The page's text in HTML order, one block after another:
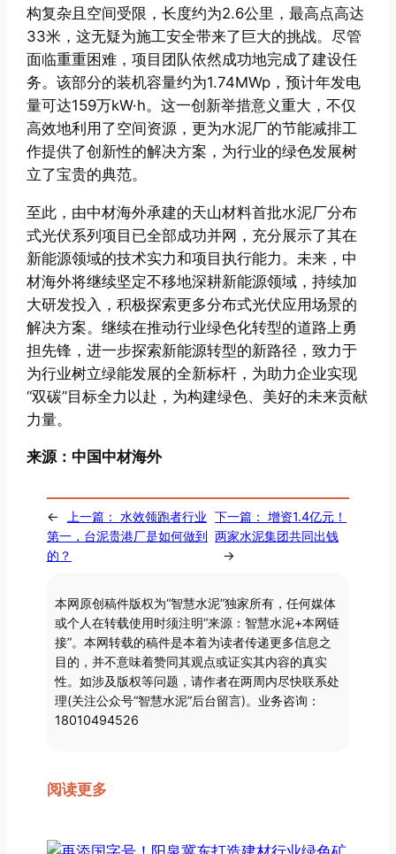
构复杂且空间受限，长度约为2.6公里，最高点高达
33米，这无疑为施工安全带来了巨大的挑战。尽管
面临重重困难，项目团队依然成功地完成了建设任
务。该部分的装机容量约为1.74MWp，预计年发电
量可达159万kW·h。这一创新举措意义重大，不仅
高效地利用了空间资源，更为水泥厂的节能减排工
作提供了创新性的解决方案，为行业的绿色发展树
立了宝贵的典范。
至此，由中材海外承建的天山材料首批水泥厂分布
式光伏系列项目已全部成功并网，充分展示了其在
新能源领域的技术实力和项目执行能力。未来，中
材海外将继续坚定不移地深耕新能源领域，持续加
大研发投入，积极探索更多分布式光伏应用场景的
解决方案。继续在推动行业绿色化转型的道路上勇
担先锋，进一步探索新能源转型的新路径，致力于
为行业树立绿能发展的全新标杆，为助力企业实现
“双碳”目标全力以赴，为构建绿色、美好的未来贡献
力量。
来源：中国中材海外
← 上一篇： 水效领跑者行业
第一，台泥贵港厂是如何做到
的？
下一篇：
增资1.4亿元！
两家水泥集团共同出钱
→
本网原创稿件版权为“智慧水泥”独家所有，任何媒体
或个人在转载使用时须注明“来源：智慧水泥+本网链
接”。本网转载的稿件是本着为读者传递更多信息之
目的，并不意味着赞同其观点或证实其内容的真实
性。如涉及版权等问题，请作者在两周内尽快联系处
理(关注公众号“智慧水泥”后台留言)。业务咨询：
18010494526
阅读更多